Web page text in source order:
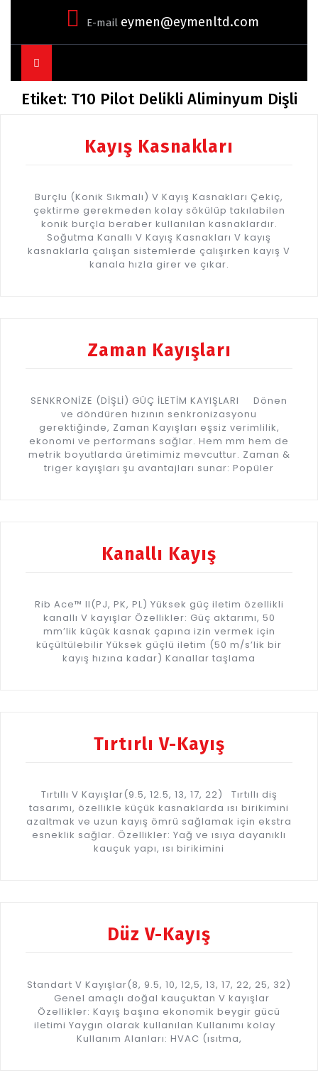
E-mail eymen@eymenltd.com
Button
Etiket: T10 Pilot Delikli Aliminyum Dişli
Kayış Kasnakları
Burçlu (Konik Sıkmalı) V Kayış Kasnakları Çekiç,
çektirme gerekmeden kolay sökülüp takılabilen
konik burçla beraber kullanılan kasnaklardır.
Soğutma Kanallı V Kayış Kasnakları V kayış
kasnaklarla çalışan sistemlerde çalışırken kayış V
kanala hızla girer ve çıkar.
Zaman Kayışları
SENKRONİZE (DİŞLİ) GÜÇ İLETİM KAYIŞLARI Dönen
ve döndüren hızının senkronizasyonu
gerektiğinde, Zaman Kayışları eşsiz verimlilik,
ekonomi ve performans sağlar. Hem mm hem de
metrik boyutlarda üretimimiz mevcuttur. Zaman &
triger kayışları şu avantajları sunar: Popüler
Kanallı Kayış
Rib Ace™ II(PJ, PK, PL) Yüksek güç iletim özellikli
kanallı V kayışlar Özellikler: Güç aktarımı, 50
mm’lik küçük kasnak çapına izin vermek için
küçültülebilir Yüksek güçlü iletim (50 m/s’lik bir
kayış hızına kadar) Kanallar taşlama
Tırtırlı V-Kayış
Tırtıllı V Kayışlar(9.5, 12.5, 13, 17, 22) Tırtıllı diş
tasarımı, özellikle küçük kasnaklarda ısı birikimini
azaltmak ve uzun kayış ömrü sağlamak için ekstra
esneklik sağlar. Özellikler: Yağ ve ısıya dayanıklı
kauçuk yapı, ısı birikimini
Düz V-Kayış
Standart V Kayışlar(8, 9.5, 10, 12,5, 13, 17, 22, 25, 32)
Genel amaçlı doğal kauçuktan V kayışlar
Özellikler: Kayış başına ekonomik beygir gücü
iletimi Yaygın olarak kullanılan Kullanımı kolay
Kullanım Alanları: HVAC (ısıtma,